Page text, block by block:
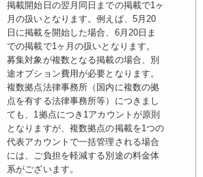
掲載開始日の翌月同日までの掲載で1ヶ
月の扱いとなります。例えば、5月20
日に掲載を開始した場合、6月20日ま
での掲載で1ヶ月の扱いとなります。
募集対象が複数となる掲載の場合、別
途オプション費用が必要となります。
複数拠点法律事務所（国内に複数の拠
点を有する法律事務所等）につきまし
ても、1拠点につき1アカウントが原則
となりますが、複数拠点の掲載を1つの
代表アカウントで一括管理される場合
には、ご負担を軽減する別途の料金体
系がございます。